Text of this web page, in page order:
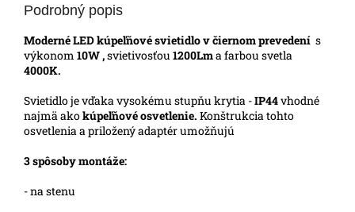
Podrobný popis
Moderné LED kúpeľňové svietidlo v čiernom prevedení s
výkonom 10W ,svietivosťou 1200Lma farbou svetla
4000K.
Svietidlo je vďaka vysokému stupňu krytia -IP44vhodné
najmä akokúpeľňové osvetlenie. Konštrukcia tohto
osvetlenia a priložený adaptérumožňujú
3 spôsoby montáže:
- na stenu